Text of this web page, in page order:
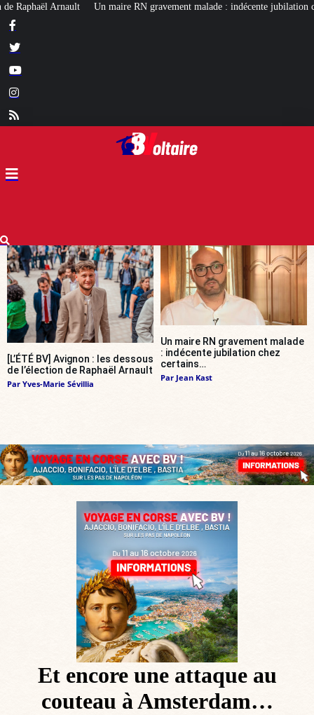
gravement malade : indécente jubilation chez certains… Affaire Lyhanna
[L’ÉTÉ BV] Avignon : les dessous
de l’élection de Raphaël Arnault
Par Yves-Marie Sévillia
Un maire RN gravement malade
: indécente jubilation chez
certains…
Par Jean Kast
Et encore une attaque au
couteau à Amsterdam…